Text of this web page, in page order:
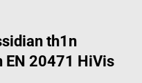
th1n
20471 HiVis